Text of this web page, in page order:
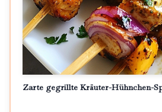
Zarte gegrillte Kräuter-Hühnchen-